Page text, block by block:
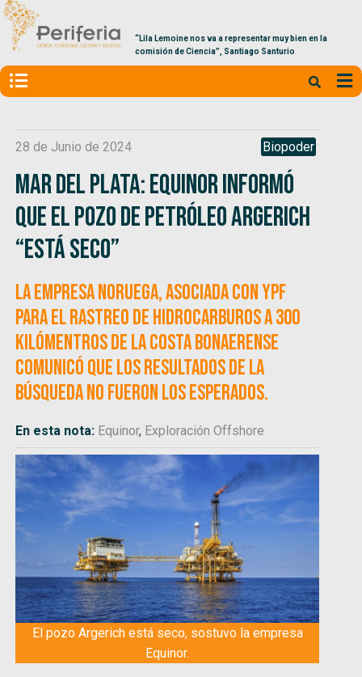
“Lila Lemoine nos va a representar muy bien en la
comisión de Ciencia”, Santiago Santurio
28 de Junio de 2024 Biopoder
Mar del Plata: Equinor informó
que el pozo de petróleo Argerich
“está seco”
La empresa noruega, asociada con YPF
para el rastreo de hidrocarburos a 300
kilómentros de la costa bonaerense
comunicó que los resultados de la
búsqueda no fueron los esperados.
En esta nota: Equinor, Exploración Offshore
El pozo Argerich está seco, sostuvo la empresa
Equinor.